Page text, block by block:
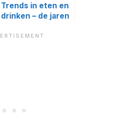
Trends in eten en
drinken – de jaren